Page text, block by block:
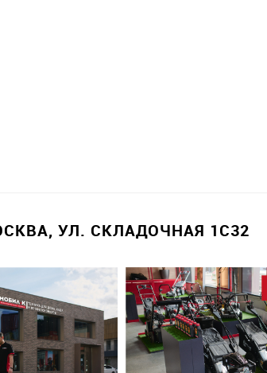
УЛ. СКЛАДОЧНАЯ 1С32